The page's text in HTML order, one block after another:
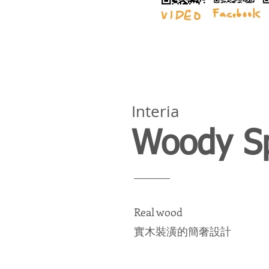
Interia
Woody
Real wood
實木裝潢的簡奢設計